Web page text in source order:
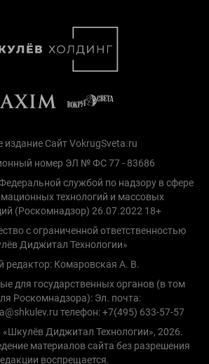
издание Сайт VokrugSveta.ru
номер ЭЛ № ФС 77 - 83686
службой по надзору в сфере
технологий и массовых
(Роскомнадзор) 26.07.2022 18+
с ограниченной ответственностью
Диджитал Технологии»
редактор: Комаровская А. В.
для государственных органов (в том
Роскомнадзора): Эл. почта:
телефон: +7(495) 633-57-57
Диджитал Технологии», 2026.
материалов сайта без разрешения
воспрещается.